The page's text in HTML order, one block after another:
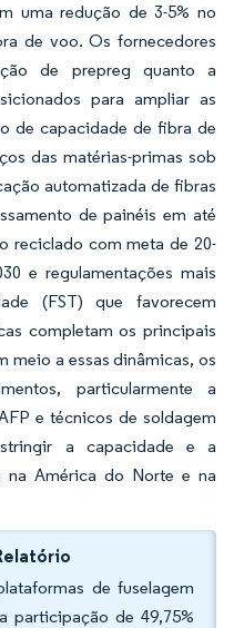
uma redução de 3-5% no
de voo. Os fornecedores
de prepreg quanto a
para ampliar as
de capacidade de fibra de
das matérias-primas sob
automatizada de fibras
de painéis em até
reciclado com meta de 20-
e regulamentações mais
(FST) que favorecem
completam os principais
meio a essas dinâmicas, os
particularmente a
e técnicos de soldagem
a capacidade e a
na América do Norte e na
de fuselagem
participação de 49,75%